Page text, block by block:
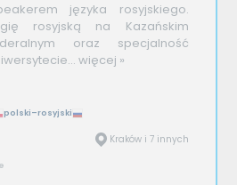
języka rosyjskiego.
rosyjską na Kazańskim
oraz specjalność
więcej »
polski–rosyjski
Kraków i 7 innych